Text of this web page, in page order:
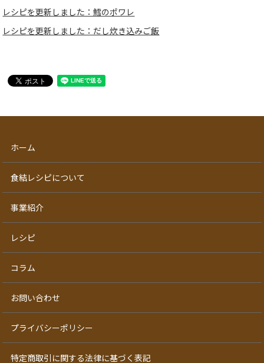
レシピを更新しました：鱈のポワレ
レシピを更新しました：だし炊き込みご飯
ホーム
食結レシピについて
事業紹介
レシピ
コラム
お問い合わせ
プライバシーポリシー
特定商取引に関する法律に基づく表記